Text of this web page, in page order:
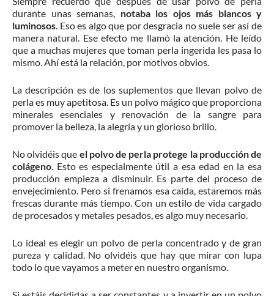
durante unas semanas, notaba los ojos más blancos y
luminosos. Eso es algo que por desgracia no suele ser así de
manera natural. Ese efecto me llamó la atención. He leído
que a muchas mujeres que toman perla ingerida les pasa lo
mismo. Ahí está la relación, por motivos obvios.
La descripción es de los suplementos que llevan polvo de
perla es muy apetitosa. Es un polvo mágico que proporciona
minerales esenciales y renovación de la sangre para
promover la belleza, la alegría y un glorioso brillo.
No olvidéis que el polvo de perla protege la producción de
colágeno. Esto es especialmente útil a esa edad en la esa
producción empieza a disminuir. Es parte del proceso de
envejecimiento. Pero si frenamos esa caída, estaremos más
frescas durante más tiempo. Con un estilo de vida cargado
de procesados y metales pesados, es algo muy necesario.
Lo ideal es elegir un polvo de perla concentrado y de gran
pureza y calidad. No olvidéis que hay que mirar con lupa
todo lo que vayamos a meter en nuestro organismo.